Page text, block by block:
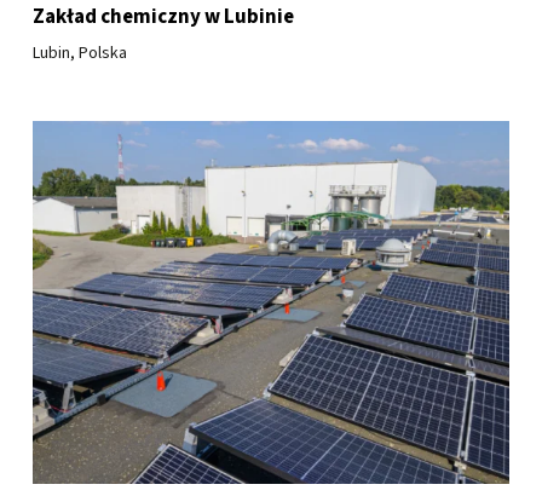
Zakład chemiczny w Lubinie
Lubin, Polska